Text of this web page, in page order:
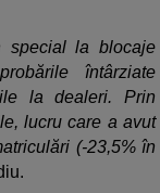
special la blocaje
întârziate
la dealeri. Prin
lucru care a avut
(-23,5% în